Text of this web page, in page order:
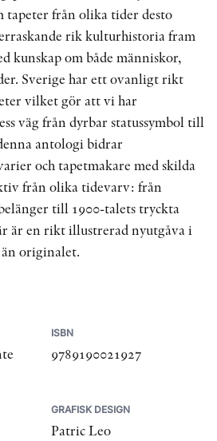
tapeter från olika tider desto
rik kulturhistoria fram
kunskap om både människor,
Sverige har ett ovanligt rikt
vilket gör att vi har
väg från dyrbar statussymbol till
antologi bidrar
och tapetmakare med skilda
från olika tidevarv: från
till 1900-talets tryckta
är en rikt illustrerad nyutgåva i
originalet.
ISBN
9789190021927
GRAFISK DESIGN
Patric Leo